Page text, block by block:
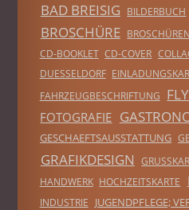
BAD BREISIG BILDERBUCH
BROSCHÜRE BROSCHÜREN
CD-BOOKLET CD-COVER
DUESSELDORF
FAHRZEUGBESCHRIFTUNG
FOTOGRAFIE
GESCHAEFTSAUSSTATTUNG
GRAFIKDESIGN
HANDWERK HOCHZEITSKARTE
INDUSTRIE
JUGENDPFLEGE;